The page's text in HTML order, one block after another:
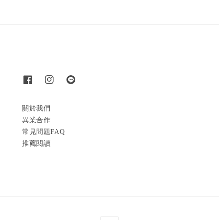
關於我們
異業合作
常見問題FAQ
推薦閱讀